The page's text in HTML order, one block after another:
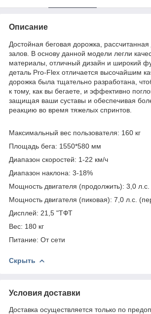
Описание
Достойная беговая дорожка,
залов. В основу данной модели легли
материалы, отличный дизайн и широкий
деталь Pro-Flex отличается высочайшим
дорожка была тщательно разработана,
к тому, как вы бегаете, и эффективно
защищая ваши суставы и обеспечивая
реакцию во время тяжелых спринтов.
Максимальный вес пользователя: 160 кг
Площадь бега: 1550*580 мм
Диапазон скоростей: 1-22 км/ч
Диапазон наклона: 3-18%
Мощность двигателя (продолжить): 3,0
Мощность двигателя (пиковая): 7,0 л.с.
Дисплей: 21,5 "ТФТ
Вес: 180 кг
Питание: От сети
Скрыть
Условия доставки
Доставка осуществляется только по